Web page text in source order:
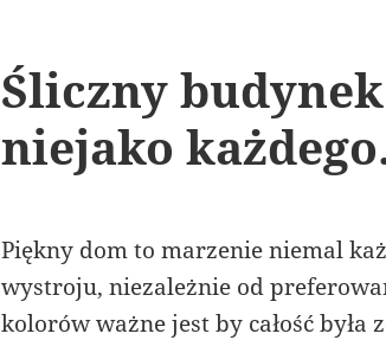
Śliczny
niejako
Piękny dom to marzenie niemal
wystroju, niezależnie od
kolorów ważne jest by całość